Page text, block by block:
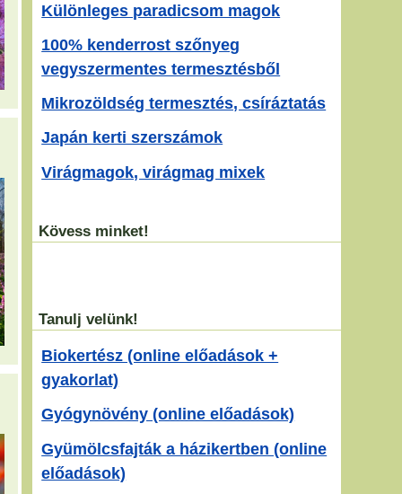
Különleges paradicsom magok
100% kenderrost szőnyeg
vegyszermentes termesztésből
Mikrozöldség termesztés, csíráztatás
Japán kerti szerszámok
Virágmagok, virágmag mixek
Kövess minket!
Tanulj velünk!
Biokertész (online előadások +
gyakorlat)
Gyógynövény (online előadások)
Gyümölcsfajták a házikertben (online
előadások)